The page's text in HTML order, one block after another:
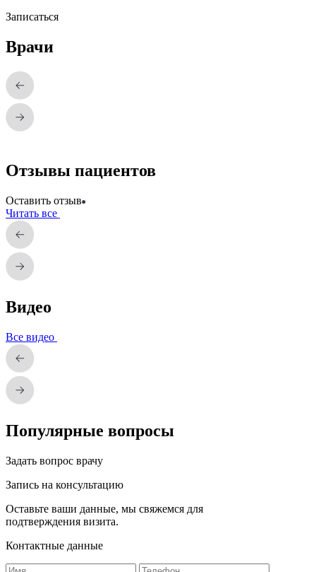
Записаться
Врачи
Отзывы пациентов
Оставить отзыв
Читать все
Видео
Все видео
Популярные вопросы
Задать вопрос врачу
Запись на консультацию
Оставьте ваши данные, мы свяжемся для
подтверждения визита.
Контактные данные